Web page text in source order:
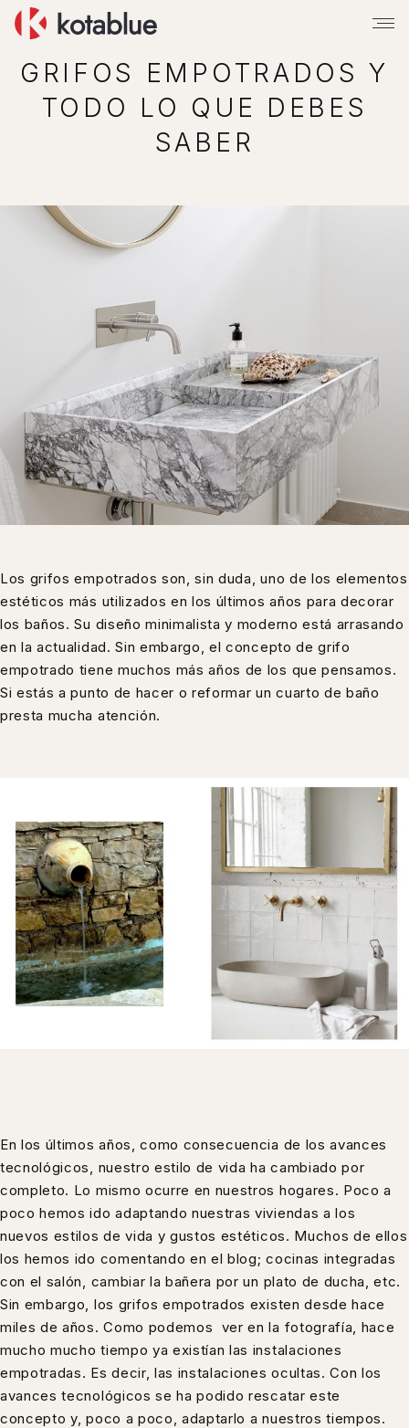
GRIFOS EMPOTRADOS Y
TODO LO QUE DEBES
SABER
Los grifos empotrados son, sin duda, uno de los elementos
estéticos más utilizados en los últimos años para decorar
los baños. Su diseño minimalista y moderno está arrasando
en la actualidad. Sin embargo, el concepto de grifo
empotrado tiene muchos más años de los que pensamos.
Si estás a punto de hacer o reformar un cuarto de baño
presta mucha atención.
En los últimos años, como consecuencia de los avances
tecnológicos, nuestro estilo de vida ha cambiado por
completo. Lo mismo ocurre en nuestros hogares. Poco a
poco hemos ido adaptando nuestras viviendas a los
nuevos estilos de vida y gustos estéticos. Muchos de ellos
los hemos ido comentando en el blog;cocinas integradas
con el salón, cambiar la bañera por un plato de ducha, etc.
Sin embargo, los grifos empotrados existen desde hace
miles de años. Como podemos ver en la fotografía, hace
mucho mucho tiempo ya existían las instalaciones
empotradas. Es decir, las instalaciones ocultas. Con los
avances tecnológicos se ha podido rescatar este
concepto y, poco a poco, adaptarlo a nuestros tiempos.